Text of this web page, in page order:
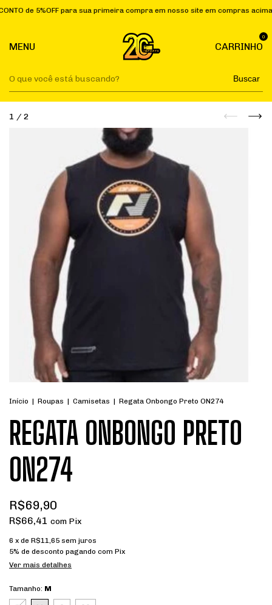
de 5%OFF para sua primeira compra em nosso site em compras acima de
MENU CARRINHO
0
Buscar
1 / 2
Início | Roupas | Camisetas | Regata Onbongo Preto ON274
REGATA ONBONGO PRETO
ON274
R$69,90
R$66,41 com Pix
6 x de R$11,65 sem juros
5% de desconto pagando com Pix
Ver mais detalhes
Tamanho: M